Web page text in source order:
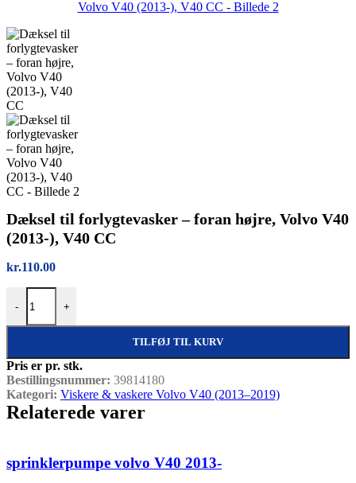
Dæksel til forlygtevasker – foran højre, Volvo V40
(2013-), V40 CC
kr.110.00
-
Dæksel til forlygtevasker – foran højre, Volvo V40 (2013-), V40 CC
+
TILFØJ TIL KURV
Pris er pr. stk.
Bestillingsnummer: 39814180
Kategori: Viskere & vaskere Volvo V40 (2013–2019)
Relaterede varer
sprinklerpumpe volvo V40 2013-